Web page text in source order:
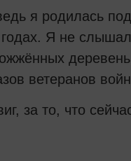
я родилась
Я не
ветеранов
за то, что